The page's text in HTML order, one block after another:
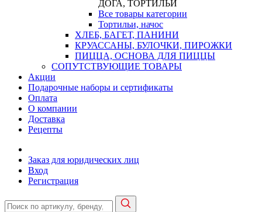
ДОГА, ТОРТИЛЬИ
Все товары категории
Тортильи, начос
ХЛЕБ, БАГЕТ, ПАНИНИ
КРУАССАНЫ, БУЛОЧКИ, ПИРОЖКИ
ПИЦЦА, ОСНОВА ДЛЯ ПИЦЦЫ
СОПУТСТВУЮЩИЕ ТОВАРЫ
Акции
Подарочные наборы и сертификаты
Оплата
О компании
Доставка
Рецепты
Заказ для юридических лиц
Вход
Регистрация